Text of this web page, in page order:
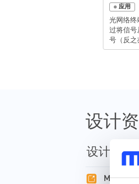
应用
光网络终
过将信号
号（反之
连接到其
消费类电
接。随
合新的标
是以更
MPS全
设计
设计工具